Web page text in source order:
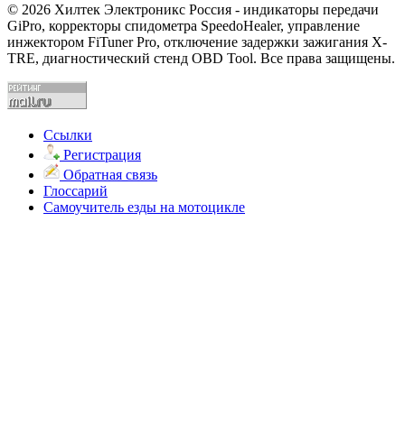
© 2026 Хилтек Электроникс Россия - индикаторы передачи
GiPro, корректоры спидометра SpeedoHealer, управление
инжектором FiTuner Pro, отключение задержки зажигания X-
TRE, диагностический стенд OBD Tool. Все права защищены.
Ссылки
Регистрация
Обратная связь
Глоссарий
Самоучитель езды на мотоцикле